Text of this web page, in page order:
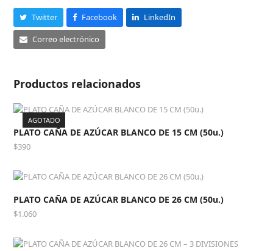
cantidad
Twitter Facebook
LinkedIn
Correo electrónico
Productos relacionados
AGOTADO
PLATO CAÑA DE AZÚCAR BLANCO DE 15 CM (50u.)
$390
PLATO CAÑA DE AZÚCAR BLANCO DE 26 CM (50u.)
$1.060